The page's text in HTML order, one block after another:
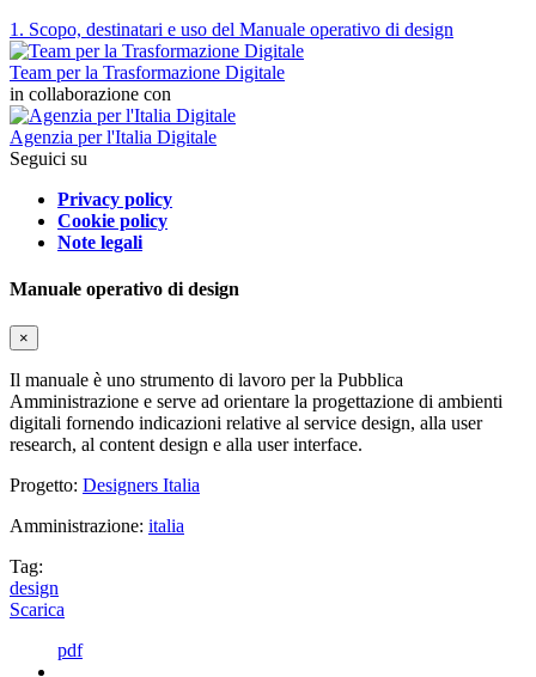
1. Scopo, destinatari e uso del Manuale operativo di design
Team per la Trasformazione Digitale
in collaborazione con
Agenzia per l'Italia Digitale
Seguici su
Privacy policy
Cookie policy
Note legali
Manuale operativo di design
×
Il manuale è uno strumento di lavoro per la Pubblica
Amministrazione e serve ad orientare la progettazione di ambienti
digitali fornendo indicazioni relative al service design, alla user
research, al content design e alla user interface.
Progetto: Designers Italia
Amministrazione: italia
Tag:
design
Scarica
pdf